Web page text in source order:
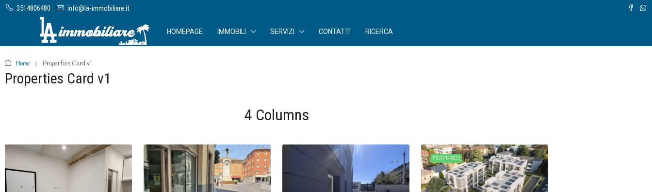
3514806480 info@la-immobiliare.it
HOMEPAGE IMMOBILI SERVIZI CONTATTI RICERCA
Home Properties Card v1
Properties Card v1
4 Columns
FEATURED